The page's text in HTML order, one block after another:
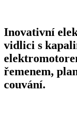
Inovativní
vidlici s
řemenem,
couvání.